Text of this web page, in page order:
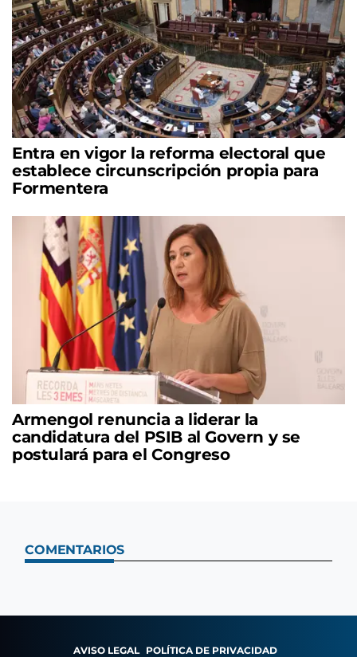
Entra en vigor la reforma electoral que
establece circunscripción propia para
Formentera
Armengol renuncia a liderar la
candidatura del PSIB al Govern y se
postulará para el Congreso
COMENTARIOS
AVISO LEGAL POLÍTICA DE PRIVACIDAD